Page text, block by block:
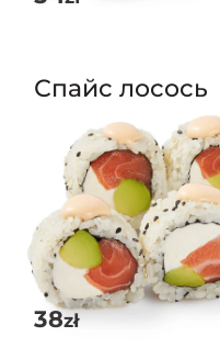
Спайс лосось
38zł